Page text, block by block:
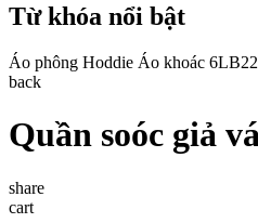
Từ khóa nổi bật
Áo phông Hoddie Áo khoác
back
Quần soóc giả
share
cart